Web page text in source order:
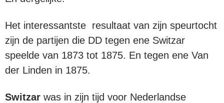
Het interessantste resultaat van zijn speurtocht
zijn de partijen die DD tegen ene Switzar
speelde van 1873 tot 1875. En tegen ene Van
der Linden in 1875.
Switzar was in zijn tijd voor Nederlandse